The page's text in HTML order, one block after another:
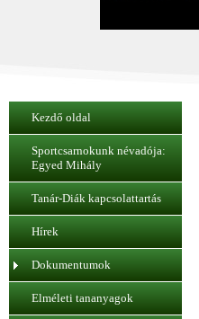
Kezdő oldal
Sportcsarnokunk névadója:
Egyed Mihály
Tanár-Diák kapcsolattartás
Hírek
Dokumentumok
Elméleti tananyagok